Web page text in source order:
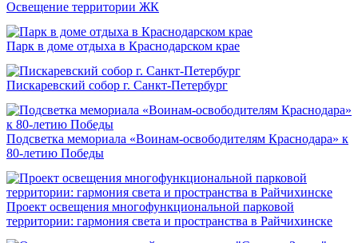
Освещение территории ЖК
Парк в доме отдыха в Краснодарском крае
Пискаревский собор г. Санкт-Петербург
Подсветка мемориала «Воинам-освободителям Краснодара» к
80-летию Победы
Проект освещения многофункциональной парковой
территории: гармония света и пространства в Райчихинске